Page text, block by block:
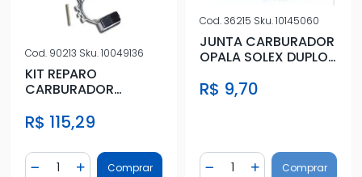
Cod. 90213 Sku.10049136
KIT REPARO
CARBURADOR
ESCORT PAMPA CHT
R$ 115,29
Diminuir Quantidade
Quantidade
Adicionar Quantidade
Comprar
Cod.36215 Sku.10145060
JUNTA CARBURADOR
OPALA SOLEX DUPLO
R$ 9,70
Diminuir Quantidade
Quantidade
AdicionarComprar